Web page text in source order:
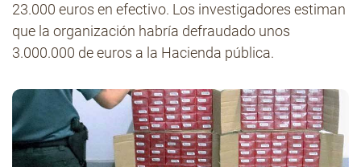
23.000 euros en efectivo. Los investigadores estiman
que la organización habría defraudado unos
3.000.000 de euros a la Hacienda pública.